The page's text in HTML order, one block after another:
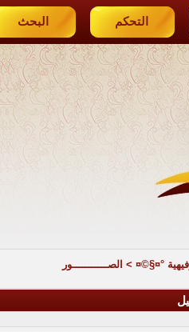
التحكم البحث
°¤§©¤
> الصـــــــــــور